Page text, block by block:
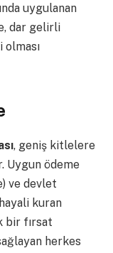
uygulanan
dar gelirli
olması
, geniş kitlelere
Uygun ödeme
ve devlet
kuran
bir fırsat
herkes